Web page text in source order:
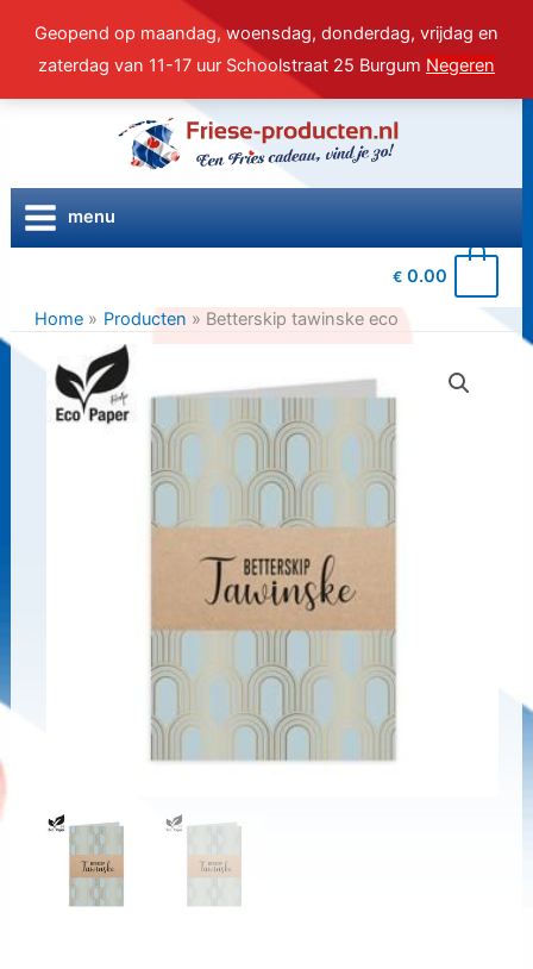
Geopend op maandag, woensdag, donderdag, vrijdag en
zaterdag van 11-17 uur Schoolstraat 25 Burgum Negeren
inhoud
menu
€ 0.00
Home Producten Betterskip tawinske eco